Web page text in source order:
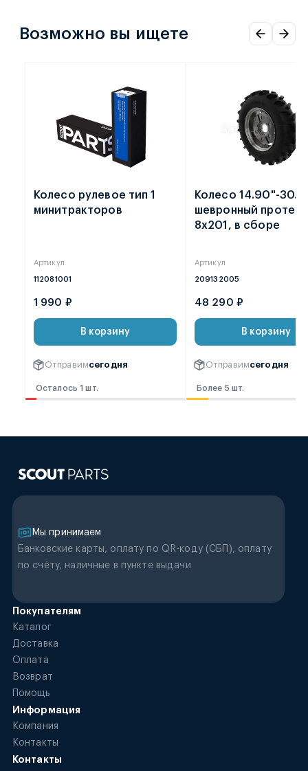
Возможно вы ищете
Колесо рулевое тип 1
минитракторов
Артикул
112081001
1 990 ₽
В корзину
Отправимсегодня
Осталось 1 шт.
Колесо 14.90"-
шевронный
8х201, в сборе
Артикул
209132005
48 290 ₽
В корзину
Отправимсегодня
Более 5 шт.
Мы принимаем
Банковские карты, оплату по QR-коду (CБП), оплату
по счёту, наличные в пункте выдачи
Покупателям
Каталог
Доставка
Оплата
Возврат
Помощь
Информация
Компания
Контакты
Контакты